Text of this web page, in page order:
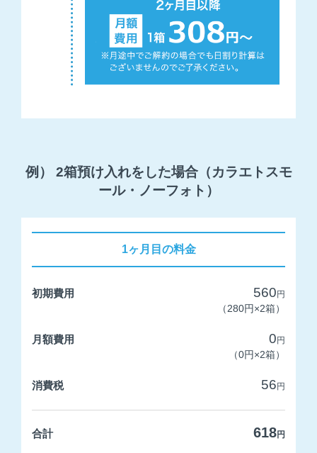
ログイン
カラエトとは
例） 2箱預け入れをした場合（カラエトスモ
ール・ノーフォト）
1ヶ月目の料金
初期費用 560円
（280円×2箱）
月額費用 0円
（0円×2箱）
消費税 56円
合計 618円